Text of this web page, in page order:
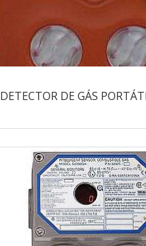
DETECTOR DE GÁS